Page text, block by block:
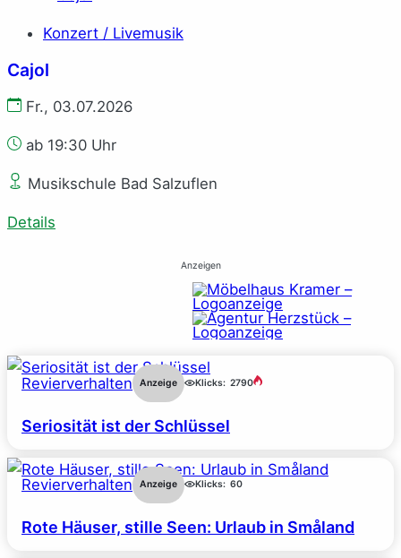
Konzert / Livemusik
Cajol
Fr., 03.07.2026
ab 19:30 Uhr
Musikschule Bad Salzuflen
Details
Anzeigen
Revierverhalten Anzeige Klicks: 2790
Seriosität ist der Schlüssel
Revierverhalten Anzeige Klicks: 60
Rote Häuser, stille Seen: Urlaub in Småland